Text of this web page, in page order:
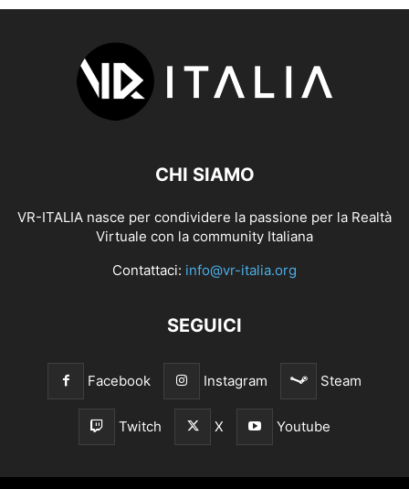
CHI SIAMO
VR-ITALIA nasce per condividere la passione per la Realtà
Virtuale con la community Italiana
Contattaci: info@vr-italia.org
SEGUICI
Facebook Instagram Steam
Twitch X Youtube